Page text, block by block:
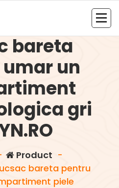
dama
bareta
un
gri
Product -
bareta pentru
piele